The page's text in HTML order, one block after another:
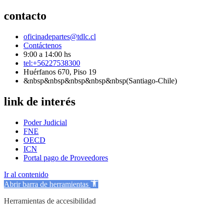
contacto
oficinadepartes@tdlc.cl
Contáctenos
9:00 a 14:00 hs
tel:+56227538300
Huérfanos 670, Piso 19
&nbsp&nbsp&nbsp&nbsp&nbsp(Santiago-Chile)
link de interés
Poder Judicial
FNE
OECD
ICN
Portal pago de Proveedores
Ir al contenido
Abrir barra de herramientas
Herramientas de accesibilidad